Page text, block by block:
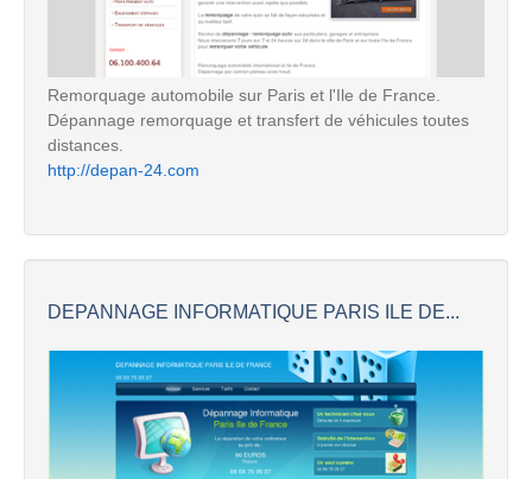
Remorquage automobile sur Paris et l'Ile de France.
Dépannage remorquage et transfert de véhicules toutes
distances.
http://depan-24.com
DEPANNAGE INFORMATIQUE PARIS ILE DE...